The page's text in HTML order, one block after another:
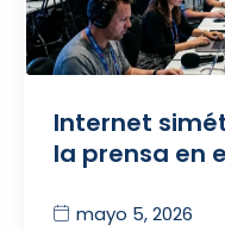
Internet
la prensa en
mayo 5, 2026